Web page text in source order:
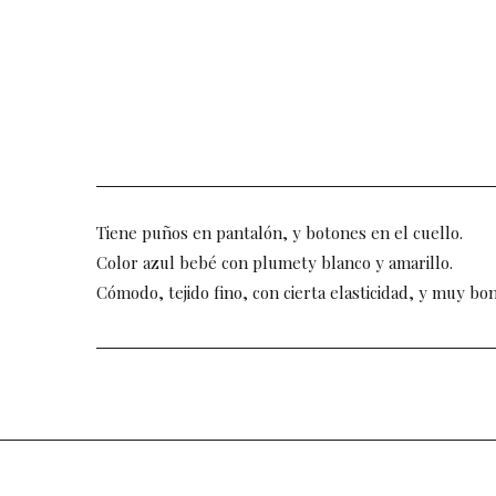
Tiene puños en pantalón, y botones en el cuello.
Color azul bebé con plumety blanco y amarillo.
Cómodo, tejido fino, con cierta elasticidad, y muy